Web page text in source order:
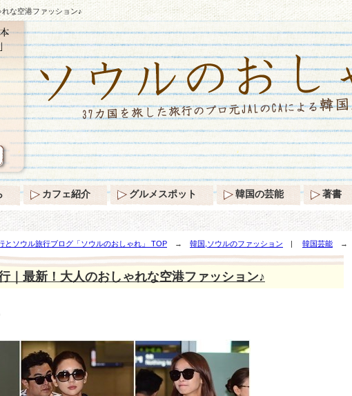
な空港ファッション♪
とソウル旅行ブログ「ソウルのおしゃれ」 TOP → 韓国,ソウルのファッション | 韓国芸能 →
ン♪
｜最新！大人のおしゃれな空港ファッション♪
カフェ紹介 グルメスポット 韓国の芸能 著書